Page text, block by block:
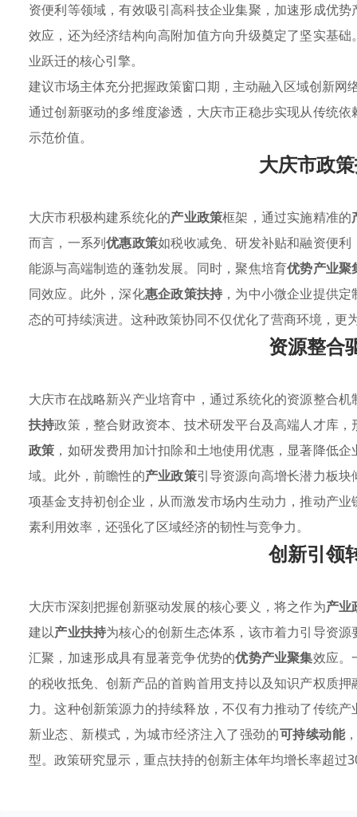
资便利等领域，有效吸引高科技企业集聚，加速形成优
效应，还为经济结构向高附加值方向升级奠定了坚实基
业跃迁的核心引擎。
建议市场主体充分把握政策窗口期，主动融入区域创新网
通过创新驱动的多维度渗透，大庆市正稳步实现从传统
示范价值。
大庆市政
大庆市积极构建系统化的产业政策框架，通过实施精准的
而言，一系列优惠政策如税收减免、研发补贴和融资便
能源与高端制造的蓬勃发展。同时，聚焦培育优势产业聚
同效应。此外，深化惠企政策扶持 ，为中小微企业提供
态的可持续演进。这种政策协同不仅优化了营商环境，更
资源整合
大庆市在战略新兴产业培育中，通过系统化的资源整合
扶持政策，整合财政资本、技术研发平台及高端人才库
政策 ，如研发费用加计扣除和土地使用优惠，显著降低
域。此外，前瞻性的产业政策引导资源向高增长潜力板块
项基金支持初创企业，从而激发市场内生动力，推动产
素利用效率，还强化了区域经济的韧性与竞争力。
创新引领
大庆市深刻把握创新驱动发展的核心要义，将之作为产业
建以产业扶持为核心的创新生态体系，该市着力引导资
汇聚，加速形成具有显著竞争优势的优势产业聚集效应。
的税收抵免、创新产品的首购首用支持以及知识产权质押
力。这种创新策源力的持续释放，不仅有力推动了传统
新业态、新模式，为城市经济注入了强劲的可持续动能
型。政策研究显示，重点扶持的创新主体年均增长率超过